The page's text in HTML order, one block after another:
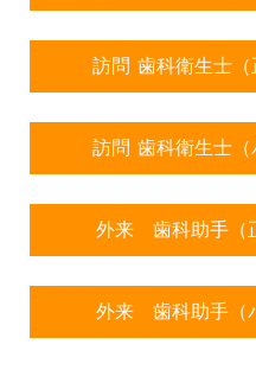
訪問 歯科衛生士
訪問 歯科衛生士
外来 歯科助手（
外来 歯科助手（